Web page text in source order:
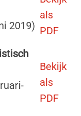
2019)
als
PDF
Bekijk
als
PDF